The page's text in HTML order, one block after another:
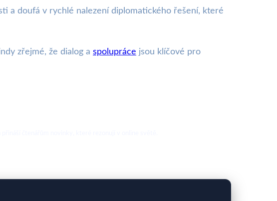
a doufá v rychlé nalezení diplomatického řešení, které
zřejmé, že dialog a spolupráce jsou klíčové pro